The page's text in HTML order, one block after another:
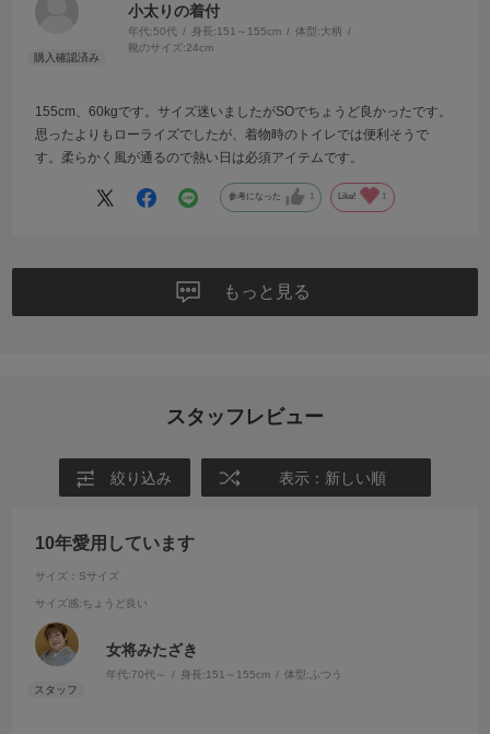
小太りの着付
年代:50代 身長:151～155cm 体型:大柄
靴のサイズ:24cm
155cm、60kgです。サイズ迷いましたがSOでちょうど良かったです。
思ったよりもローライズでしたが、着物時のトイレでは便利そうで
す。柔らかく風が通るので熱い日は必須アイテムです。
参考になった 1 Like! 1
もっと見る
スタッフレビュー
絞り込み 表示：新しい順
10年愛用しています
サイズ：Sサイズ
サイズ感:ちょうど良い
女将みたざき
年代:70代～ 身長:151～155cm 体型: ふつう